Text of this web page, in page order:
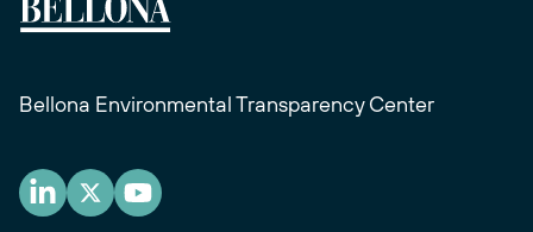
Bellona Environmental Transparency Center